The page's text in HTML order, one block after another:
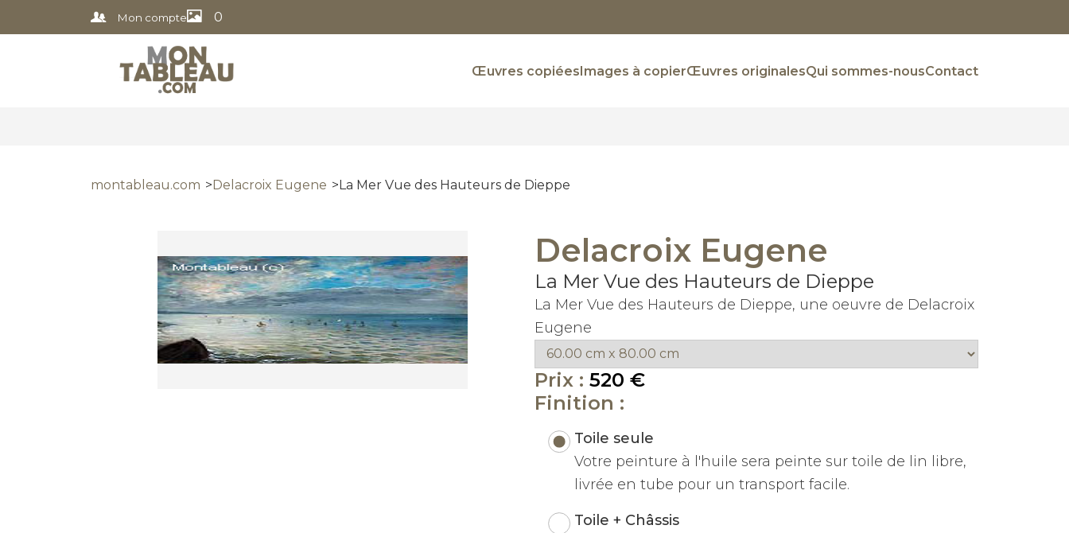
Mon compte 0
Œuvres copiéesImages à copierŒuvres originalesQui sommes-nousContact
montableau.com Delacroix Eugene La Mer Vue des Hauteurs de Dieppe
Delacroix Eugene
La Mer Vue des Hauteurs de Dieppe
La Mer Vue des Hauteurs de Dieppe, une oeuvre de Delacroix
Eugene
Prix : 520 €
Finition :
Toile seule
Votre peinture à l'huile sera peinte sur toile de lin libre,
livrée en tube pour un transport facile.
Toile + Châssis